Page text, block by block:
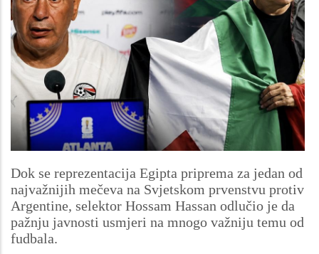
Dok se reprezentacija Egipta priprema za jedan od
najvažnijih mečeva na Svjetskom prvenstvu protiv
Argentine, selektor Hossam Hassan odlučio je da
pažnju javnosti usmjeri na mnogo važniju temu od
fudbala.